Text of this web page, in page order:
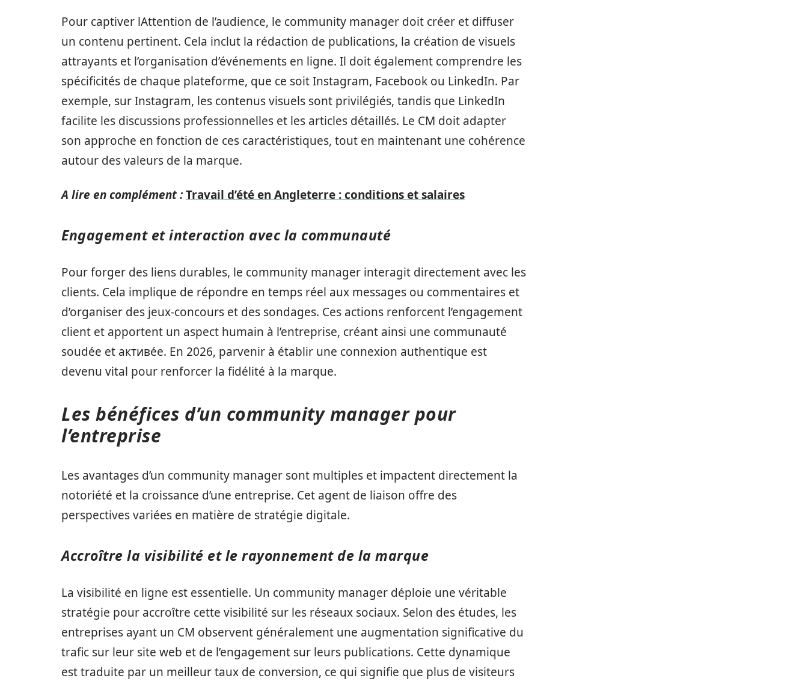
Pour captiver lAttention de l’audience, le community manager doit créer et diffuser
un contenu pertinent. Cela inclut la rédaction de publications, la création de visuels
attrayants et l’organisation d’événements en ligne. Il doit également comprendre les
spécificités de chaque plateforme, que ce soit Instagram, Facebook ou LinkedIn. Par
exemple, sur Instagram, les contenus visuels sont privilégiés, tandis que LinkedIn
facilite les discussions professionnelles et les articles détaillés. Le CM doit adapter
son approche en fonction de ces caractéristiques, tout en maintenant une cohérence
autour des valeurs de la marque.
A lire en complément :Travail d’été en Angleterre : conditions et salaires
Engagement et interaction avec la communauté
Pour forger des liens durables, le community manager interagit directement avec les
clients. Cela implique de répondre en temps réel aux messages ou commentaires et
d’organiser des jeux-concours et des sondages. Ces actions renforcent l’engagement
client et apportent un aspect humain à l’entreprise, créant ainsi une communauté
soudée et активée. En 2026, parvenir à établir une connexion authentique est
devenu vital pour renforcer la fidélité à la marque.
Les bénéfices d’un community manager pour
l’entreprise
Les avantages d’un community manager sont multiples et impactent directement la
notoriété et la croissance d’une entreprise. Cet agent de liaison offre des
perspectives variées en matière de stratégie digitale.
Accroître la visibilité et le rayonnement de la marque
La visibilité en ligne est essentielle. Un community manager déploie une véritable
stratégie pour accroître cette visibilité sur les réseaux sociaux. Selon des études, les
entreprises ayant un CM observent généralement une augmentation significative du
trafic sur leur site web et de l’engagement sur leurs publications. Cette dynamique
est traduite par un meilleur taux de conversion, ce qui signifie que plus de visiteurs